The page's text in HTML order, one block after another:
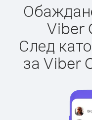
Viber
След
за Viber